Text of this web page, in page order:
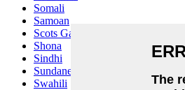
Somali
Samoan
Scots Gaelic
Shona
Sindhi
Sundanese
Swahili